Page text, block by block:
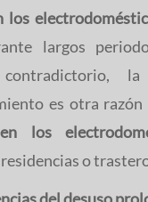
los
largos
contradictorio,
es otra razón
los
o